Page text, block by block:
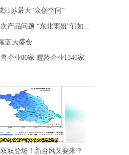
江苏最大“众创空间”
品问题 “东北雨姐”们如何走出流
蓝天盛会
企业80家 瞪羚企业1346家
双登场！新台风又要来？